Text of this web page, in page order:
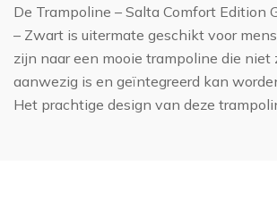
De Trampoline – Salta Comfort Edition
– Zwart is uitermate geschikt voor
zijn naar een mooie trampoline die niet
aanwezig is en geïntegreerd kan
Het prachtige design van deze